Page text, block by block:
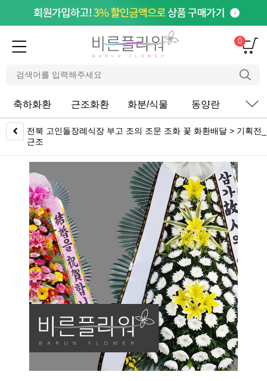
0
축하화환 근조화환 화분/식물 동양란 서
전북 고인돌장례식장 부고 조의 조문 조화 꽃 화환배달 > 기획전_
근조